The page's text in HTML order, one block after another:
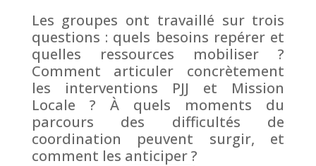
Les groupes ont travaillé sur trois
questions : quels besoins repérer et
quelles ressources mobiliser ?
Comment articuler concrètement
les interventions PJJ et Mission
Locale ? À quels moments du
parcours des difficultés de
coordination peuvent surgir, et
comment les anticiper ?